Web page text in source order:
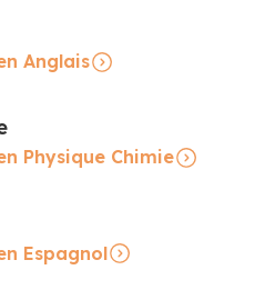
Anglais
Physique Chimie
Espagnol